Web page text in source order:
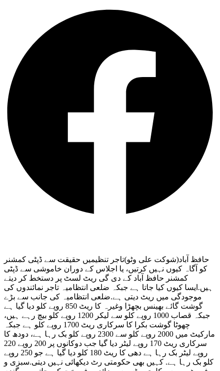
حافظ آباد(شوکت علی وٹو)تاجر تنظیمیں حقیقت سے ڈپٹی کمشنر
کو آگاہ کیوں نہیں کرتیں، یا اجلاس کے دوران خاموشی سے ڈپٹی
کمشنر حافظ آباد کے دی گی ریٹ لسٹ پر دستخط کر دیتے
ہیں.ایسا کیوں کیا جاتا ہے جبکہ ضلعی انتظامیہ تاجر نمائندوں کی
موجودگی میں ریٹ دیتی ہے.ضلعی انتظامیہ کی جانب سے بڑے
گوشت گائے بھینس بچھڑا وغیرہ کا ریٹ 850 روپے کلو دیا گیا ہے
جبکہ قصاب 1000 روپے کلو سے لیکر 1200 روپے کلو بیچ رہے ہیں،
چھوٹا گوشت بکرا کا سرکاری ریٹ 1700 روپے کلو ہے جبکہ
مارکیٹ میں 2000 روپے کلو سے 2300 روپے کلو بک رہا ہے، دودھ کا
سرکاری ریٹ 170 روپے لیٹر دیا گیا جب دوکانوں پر 200 روپے 220
روپے لیٹر بک رہا ہے دھی کا ریٹ 180 کلو دیا گیا ہے جو 250 روپے
کلو بک رہا ہے. کہیں بھی حکومتی رٹ دیکھائی نہیں دیتی.سبزی و